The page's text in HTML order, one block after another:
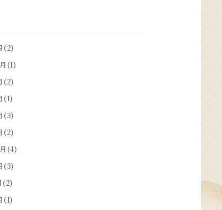
(2)
(1)
(2)
(1)
(3)
(2)
(4)
(3)
(2)
(1)